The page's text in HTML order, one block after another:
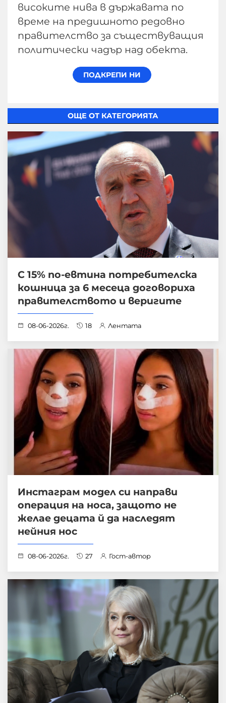
високите нива в държавата по
време на предишното редовно
правителство за съществуващия
политически чадър над обекта.
ОЩЕ ОТ КАТЕГОРИЯТА
С 15% по-евтина потребителска
кошница за 6 месеца договориха
правителството и веригите
08-06-2026г. 18 Лентата
Инстаграм модел си направи
операция на носа, защото не
желае децата й да наследят
нейния нос
08-06-2026г. 27 Гост-автор